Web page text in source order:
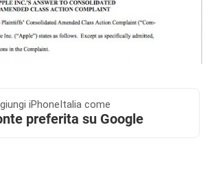
iPhoneItalia come
preferita su Google